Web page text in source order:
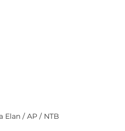
Elan / AP / NTB